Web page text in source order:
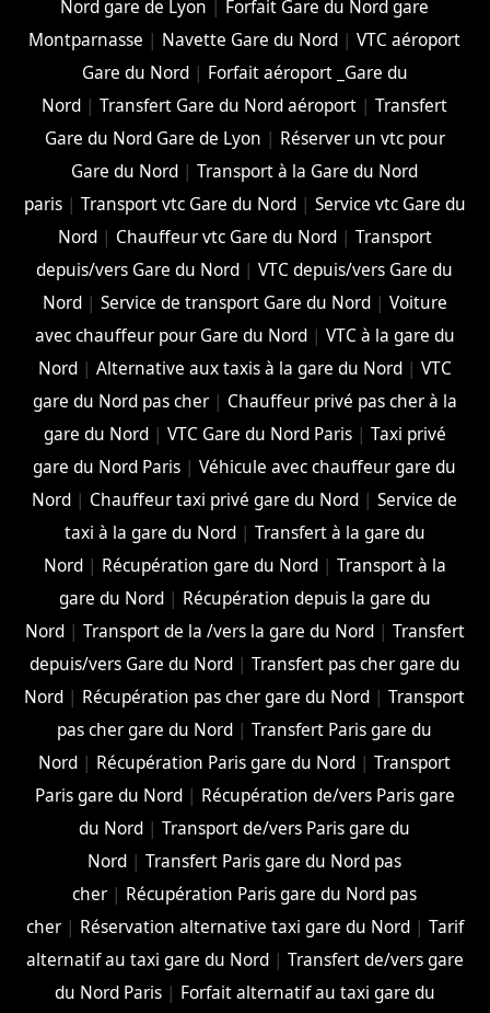
Nord gare de Lyon
Forfait Gare du Nord gare
Montparnasse | Navette Gare du Nord |VTC aéroport
Gare du Nord| Forfait aéroport _Gare du
Nord |Transfert Gare du Nord aéroport |Transfert
Gare du Nord Gare de Lyon | Réserver un vtc pour
Gare du Nord |Transport à la Gare du Nord
paris| Transport vtc Gare du Nord| Service vtc Gare du
Nord| Chauffeur vtc Gare du Nord| Transport
depuis/vers Gare du Nord |VTC depuis/vers Gare du
Nord| Service de transport Gare du Nord| Voiture
avec chauffeur pour Gare du Nord| VTC à la gare du
Nord| Alternative aux taxis à la gare du Nord| VTC
gare du Nord pas cher| Chauffeur privé pas cher à la
gare du Nord| VTC Gare du Nord Paris| Taxi privé
gare du Nord Paris |Véhicule avec chauffeur gare du
Nord | Chauffeur taxi privé gare du Nord |Service de
taxi à la gare du Nord| Transfert à la gare du
Nord| Récupération gare du Nord| Transport à la
gare du Nord| Récupération depuis la gare du
Nord| Transport de la /vers la gare du Nord| Transfert
depuis/vers Gare du Nord| Transfert pas cher gare du
Nord | Récupération pas cher gare du Nord |Transport
pas cher gare du Nord |Transfert Paris gare du
Nord | Récupération Paris gare du Nord |Transport
Paris gare du Nord| Récupération de/vers Paris gare
du Nord |Transport de/vers Paris gare du
Nord |Transfert Paris gare du Nord pas
cher | Récupération Paris gare du Nord pas
cher| Réservation alternative taxi gare du Nord| Tarif
alternatif au taxi gare du Nord| Transfert de/vers gare
du Nord Paris| Forfait alternatif au taxi gare du